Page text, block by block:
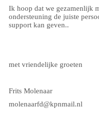
Ik hoop dat we gezamenlijk
ondersteuning de juiste
support kan geven..
met vriendelijke groeten
Frits Molenaar
molenaarfd@kpnmail.nl